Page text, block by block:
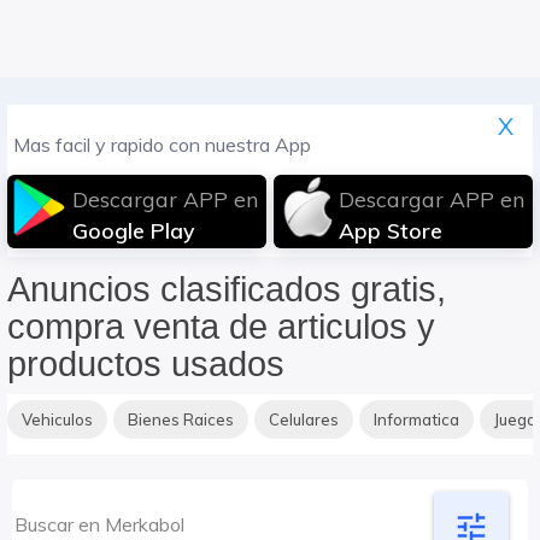
Mas facil y rapido con nuestra App
Descargar APP en
Google Play
Descargar APP en
App Store
X
Anuncios clasificados gratis,
compra venta de articulos y
productos usados
Vehiculos Bienes Raices Celulares Informatica
tune